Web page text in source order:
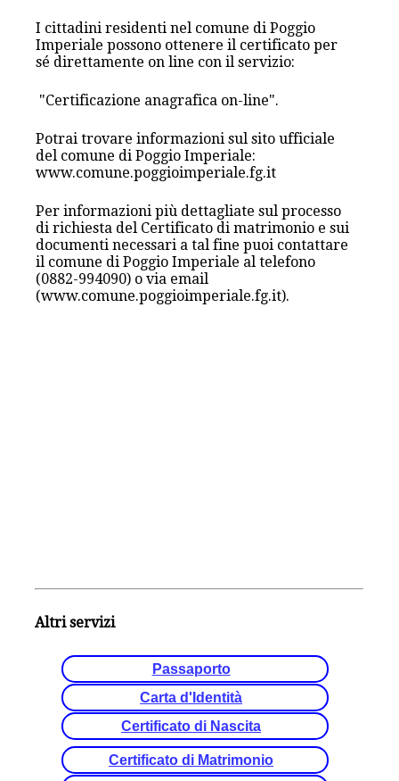
I cittadini residenti nel comune di Poggio
Imperiale possono ottenere il certificato per
sé direttamente on line con il servizio:
"Certificazione anagrafica on-line".
Potrai trovare informazioni sul sito ufficiale
del comune di Poggio Imperiale:
www.comune.poggioimperiale.fg.it
Per informazioni più dettagliate sul processo
di richiesta del Certificato di matrimonio e sui
documenti necessari a tal fine puoi contattare
il comune di Poggio Imperiale al telefono
(0882-994090) o via email
(www.comune.poggioimperiale.fg.it).
Altri servizi
Passaporto
Carta d'Identità
Certificato di Nascita
Certificato di Matrimonio